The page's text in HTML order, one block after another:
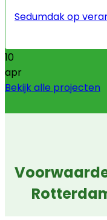
Sedumdak op
10
apr
Bekijk alle projecten